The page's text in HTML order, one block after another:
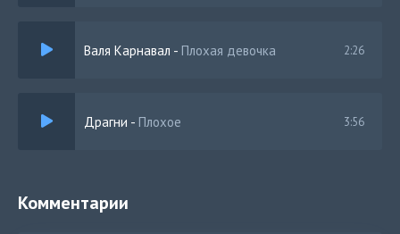
Валя Карнавал - Плохая девочка 2:26
Драгни - Плохое 3:56
Комментарии